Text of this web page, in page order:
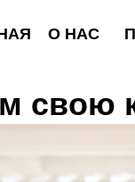
О НАС
свою